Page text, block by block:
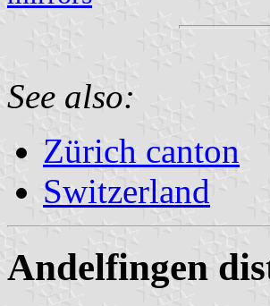
See also:
Zürich canton
Switzerland
Andelfingen